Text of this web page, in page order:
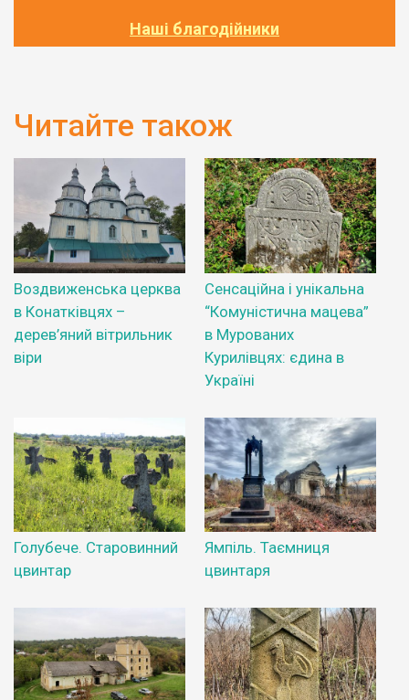
Наші благодійники
Читайте також
Воздвиженська церква
в Конатківцях –
дерев’яний вітрильник
віри
Сенсаційна і унікальна
“Комуністична мацева”
в Мурованих
Курилівцях: єдина в
Україні
Голубече. Старовинний
цвинтар
Ямпіль. Таємниця
цвинтаря